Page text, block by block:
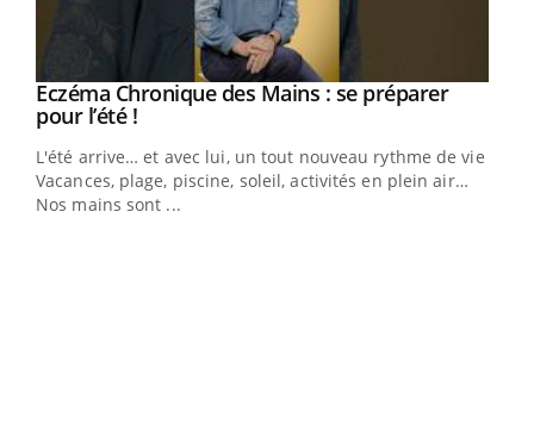
Youtube
Eczéma Chronique des Mains : se préparer
pour l’été !Youtube
L'été arrive… et avec lui, un tout nouveau rythme de vie !
Vacances, plage, piscine, soleil, activités en plein air…
Nos mains sont ...